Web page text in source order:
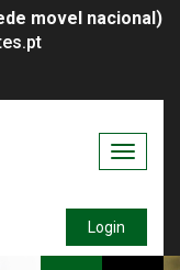
movel nacional)
Toggle
Login